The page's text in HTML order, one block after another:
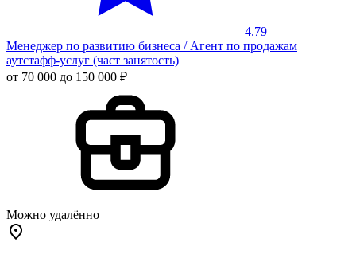
4.79
Менеджер по развитию бизнеса / Агент по продажам
аутстафф-услуг (част занятость)
от 70 000 до 150 000 ₽
Можно удалённо